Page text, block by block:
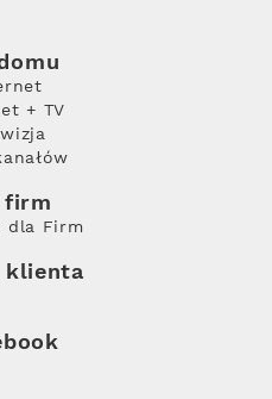
+ TV
firm
dla Firm
klienta